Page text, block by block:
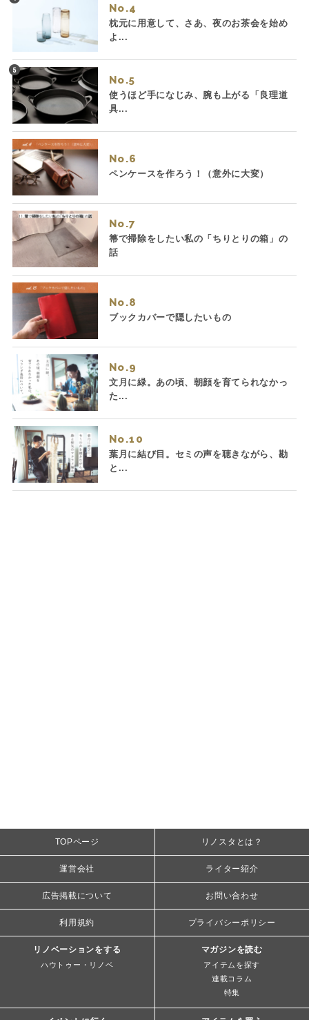
No.
枕元に用意して、さあ、夜のお茶会を始め
よ...
No.
使うほど手になじみ、腕も上がる「良理道
具...
No.
ペンケースを作ろう！（意外に大変）
No.
箒で掃除をしたい私の「ちりとりの箱」の
話
No.
ブックカバーで隠したいもの
No.
文月に緑。あの頃、朝顔を育てられなかっ
た...
No.
葉月に結び目。セミの声を聴きながら、勘
と...
TOPページ リノスタとは？
運営会社 ライター紹介
広告掲載について お問い合わせ
利用規約 プライバシーポリシー
リノベーションをする
ハウトゥー・リノベ
マガジンを読む
アイテムを探す
連載コラム
特集